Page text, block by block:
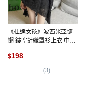
《杜達女孩》波西米亞慵
懶 鏤空針織罩衫上衣 中長
罩衫, 黑色
$198
(3)